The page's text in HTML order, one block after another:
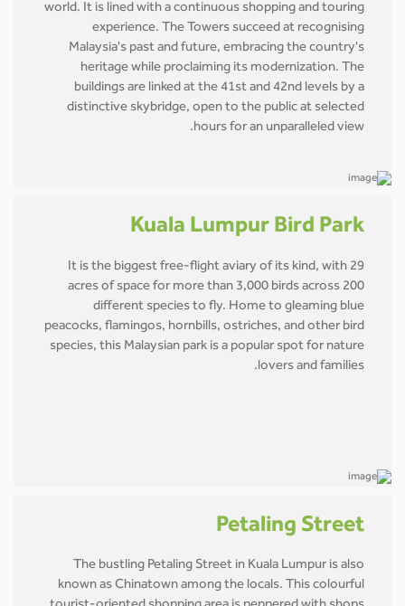
world. It is lined with a continuous shopping and touring
experience. The Towers succeed at recognising
Malaysia's past and future, embracing the country's
heritage while proclaiming its modernization. The
buildings are linked at the 41st and 42nd levels by a
distinctive skybridge, open to the public at selected
hours for an unparalleled view.
Kuala Lumpur Bird Park
It is the biggest free-flight aviary of its kind, with 29
acres of space for more than 3,000 birds across 200
different species to fly. Home to gleaming blue
peacocks, flamingos, hornbills, ostriches, and other bird
species, this Malaysian park is a popular spot for nature
lovers and families.
Petaling Street
The bustling Petaling Street in Kuala Lumpur is also
known as Chinatown among the locals. This colourful